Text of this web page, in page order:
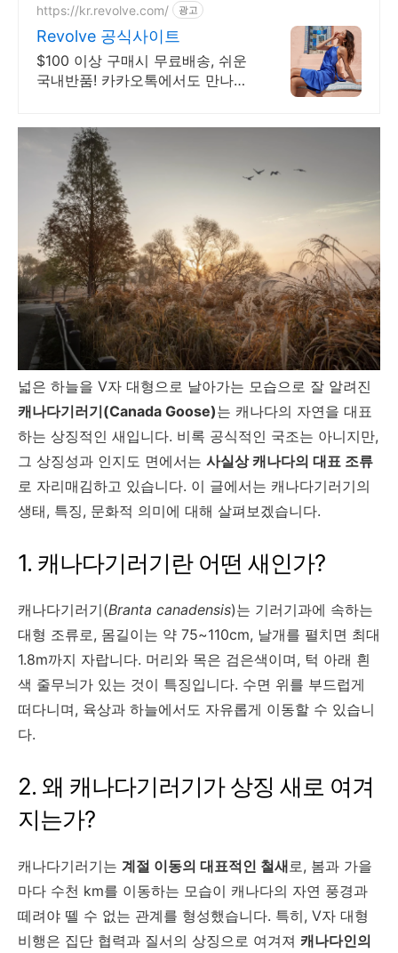
더 빠르게!
https://kr.revolve.com/ 광고
Revolve 공식사이트
$100 이상 구매시 무료배송, 쉬운
국내반품! 카카오톡에서도 만나보
넓은 하늘을 V자 대형으로 날아가는 모습으로 잘 알려진
캐나다기러기(Canada Goose)는 캐나다의 자연을 대표
하는 상징적인 새입니다. 비록 공식적인 국조는 아니지만,
그 상징성과 인지도 면에서는 사실상 캐나다의 대표 조류
로 자리매김하고 있습니다. 이 글에서는 캐나다기러기의
생태, 특징, 문화적 의미에 대해 살펴보겠습니다.
1. 캐나다기러기란 어떤 새인가?
캐나다기러기(Branta canadensis)는 기러기과에 속하는
대형 조류로, 몸길이는 약 75~110cm, 날개를 펼치면 최대
1.8m까지 자랍니다. 머리와 목은 검은색이며, 턱 아래 흰
색 줄무늬가 있는 것이 특징입니다. 수면 위를 부드럽게
떠다니며, 육상과 하늘에서도 자유롭게 이동할 수 있습니
다.
2. 왜 캐나다기러기가 상징 새로 여겨
지는가?
캐나다기러기는 계절 이동의 대표적인 철새 로, 봄과 가을
마다 수천 km를 이동하는 모습이 캐나다의 자연 풍경과
떼려야 뗄 수 없는 관계를 형성했습니다. 특히, V자 대형
비행은 집단 협력과 질서의 상징으로 여겨져 캐나다인의